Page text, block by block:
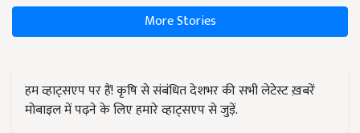
More Stories
हम व्हाट्सएप पर हैं! कृषि से संबंधित देशभर की सभी लेटेस्ट ख़बरें
मोबाइल में पढ़ने के लिए हमारे व्हाट्सएप से जुड़ें.